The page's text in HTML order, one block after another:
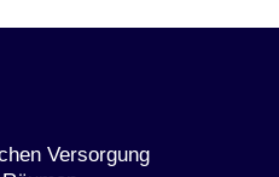
Versorgung